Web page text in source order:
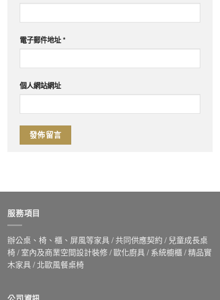
電子郵件地址*
個人網站網址
服務項目
辦公桌、椅、櫃、屏風等家具 / 共同供應契約 / 兒童成長桌
椅 / 室內及商業空間設計裝修 / 歐化廚具 / 系統櫥櫃 / 精品實
木家具 / 北歐風餐桌椅